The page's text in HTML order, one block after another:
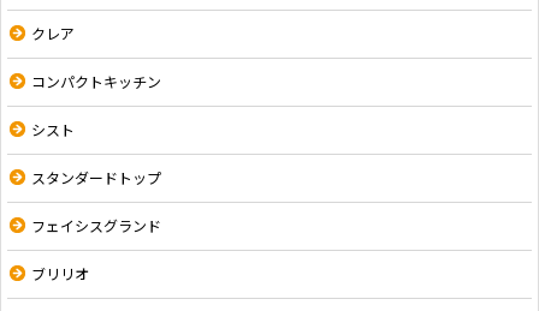
クレア
コンパクトキッチン
シスト
スタンダードトップ
フェイシスグランド
ブリリオ